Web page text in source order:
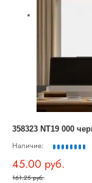
Наличие:
45.00 руб.
161.25 руб.